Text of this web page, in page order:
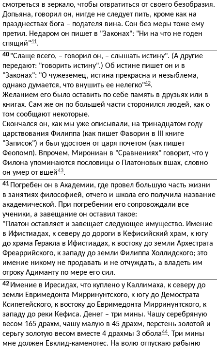
смотреться в зеркало, чтобы отвратиться от своего безобразия.
Допьяна, говорил он, нигде не следует пить, кроме как на
празднествах бога – подателя вина. Сон без меры тоже ему
претил. Недаром он пишет в "Законах": "Ни на что не годен
спящий"41.
40 "Слаще всего, – говорил он, – слышать истину". (А другие
передают: "говорить истину".) Об истине пишет он и в
"Законах": "О чужеземец, истина прекрасна и незыблема,
однако думается, что внушить ее нелегко"42.
Желанием его было оставить по себе память в друзьях или в
книгах. Сам же он по большей части сторонился людей, как о
том сообщают некоторые.
Скончался он, как мы уже описывали, на тринадцатом году
царствования Филиппа (как пишет Фаворин в III книге
"Записок") и был удостоен от царя почетом (как пишет
Феопомп). Впрочем, Мирониан в "Сравнениях" говорит, что у
Филона упоминаются пословицы о Платоновых вшах, словно
он умер от вшей43.
41 Погребен он в Академии, где провел большую часть жизни
в занятиях философией, отчего и школа его получила название
академической. При погребении его сопровождали все
ученики, а завещание он оставил такое:
"Платон оставляет и завещает следующее имущество. Имение
в Ифистиадах, к северу до дороги в Кефисийский храм, к югу
до храма Геракла в Ифистиадах, к востоку до земли Архестрата
Фреаррийского, к западу до земли Филиппа Холлидского; это
имение никому не продавать и не отчуждать, а владеть им
отроку Адиманту по мере его сил.
42 Имение в Иресидах, что куплено у Каллимаха, к северу до
земли Евримедонта Мирринунтского, к югу до Демострата
Ксипетейского, к востоку до Евримедонта Мирринунтского, к
западу до реки Кефиса. Денег – три мины. Чашу серебряную
весом 165 драхм, чашу малую в 45 драхм, перстень золотой и
серьгу золотую весом вместе 4 драхмы 3 обола44. Три мины
мне должен Евклид-каменотес. На волю отпускаю рабыню